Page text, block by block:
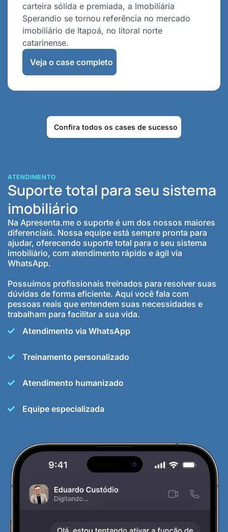
carteira sólida e premiada, a Imobiliária
Sperandio se tornou referência no mercado
imobiliário de Itapoá, no litoral norte
catarinense.
Veja o case completo
Confira todos os cases de sucesso
ATENDIMENTO
Suporte total para seu sistema
imobiliário
Na Apresenta.me o suporte é um dos nossos maiores
diferenciais. Nossa equipe está sempre pronta para
ajudar, oferecendo suporte total para o seu sistema
imobiliário, com atendimento rápido e ágil via
WhatsApp.
Possuímos profissionais treinados para resolver suas
dúvidas de forma eficiente. Aqui você fala com
pessoas reais que entendem suas necessidades e
trabalham para facilitar a sua vida.
Atendimento via WhatsApp
Treinamento personalizado
Atendimento humanizado
Equipe especializada